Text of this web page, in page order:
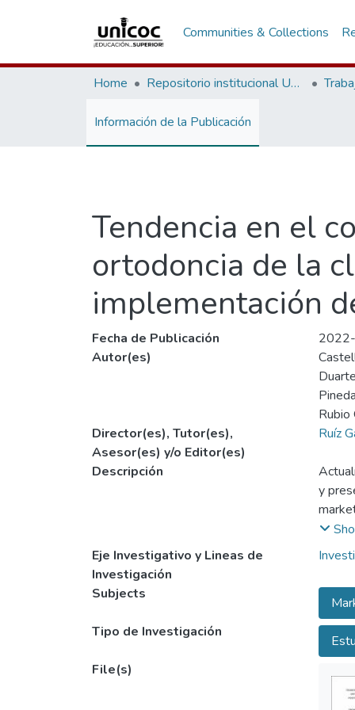
Communities & Collections
Home Repositorio institucional Unicoc, RI-unicoc
Información de la Publicación
Tendencia en el
ortodoncia de la
implementación
Fecha de Publicación
Autor(es)
Rubio
Director(es), Tutor(es),
Asesor(es) y/o Editor(es)
Ruíz
Descripción
y
se les
Eje Investigativo y Lineas de
Investigación
Subjects
Tipo de Investigación
File(s)